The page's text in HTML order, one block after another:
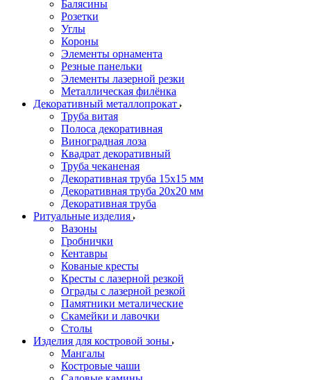
Балясины
Розетки
Углы
Короны
Элементы орнамента
Резные панельки
Элементы лазерной резки
Металлическая филёнка
Декоративный металлопрокат
Труба витая
Полоса декоративная
Виноградная лоза
Квадрат декоративный
Труба чеканеная
Декоративная труба 15х15 мм
Декоративная труба 20х20 мм
Декоративная труба
Ритуальные изделия
Вазоны
Гробнички
Кентавры
Кованые кресты
Кресты с лазерной резкой
Ограды с лазерной резкой
Памятники металические
Скамейки и лавочки
Столы
Изделия для костровой зоны
Мангалы
Костровые чаши